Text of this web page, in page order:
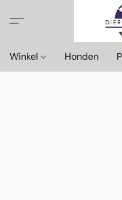
Winkel Honden